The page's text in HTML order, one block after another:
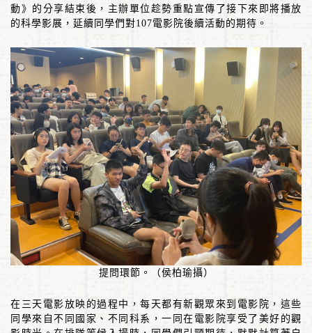
動》的分享結束後，主辦單位趁勢重點宣傳了接下來即將播放
的科學影展，延續同學們對107電影院後續活動的期待。
提問環節。（侯柏瑜攝）
在三天電影放映的過程中，每天都有新觀眾來到電影院，這些
同學來自不同國家、不同科系，一同在電影院享受了美好的觀